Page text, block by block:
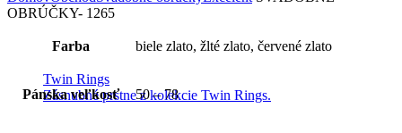
Twin Rings
Zásnubné prstne z kolekcie Twin Rings.
OBRÚČKY- 1265
Farba biele zlato, žlté zlato, červené zlato
Pánska veľkosť 50 – 78